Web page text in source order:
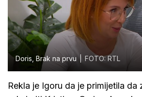
Doris, Brak na prvu FOTO: RTL
Rekla je Igoru da je primijetila da